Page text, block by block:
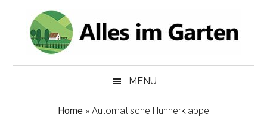
content
secondary
menu
MENU
Home » Automatische Hühnerklappe